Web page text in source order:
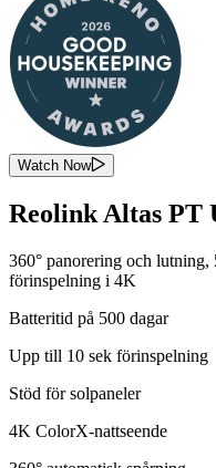
Watch Now
Reolink Altas PT
360° panorering och lutning,
förinspelning i 4K
Batteritid på 500 dagar
Upp till 10 sek förinspelning
Stöd för solpaneler
4K ColorX-nattseende